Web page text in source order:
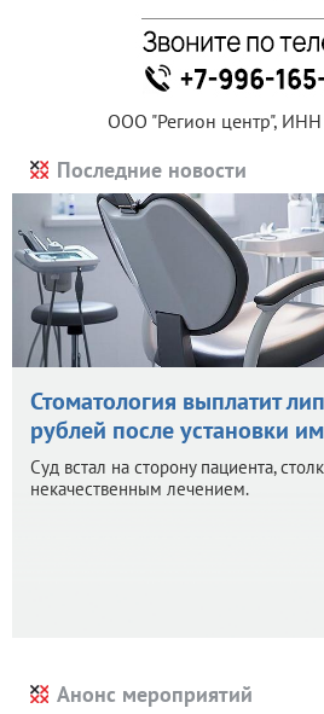
ООО "Регион центр",
Последние новости
Стоматология выплатит
рублей после установки
Суд встал на сторону пациента,
некачественным лечением.
Анонс мероприятий